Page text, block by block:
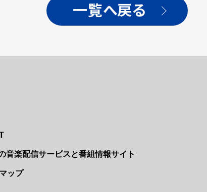
一覧へ戻る
音楽配信サービスと番組情報サイト
ップ